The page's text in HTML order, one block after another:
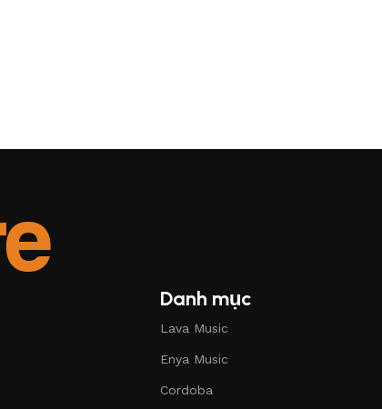
Danh mục
Lava Music
Enya Music
Cordoba